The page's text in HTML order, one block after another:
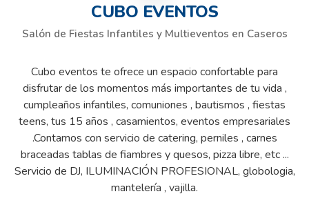
CUBO EVENTOS
Salón de Fiestas Infantiles y Multieventos en Caseros
Cubo eventos te ofrece un espacio confortable para
disfrutar de los momentos más importantes de tu vida ,
cumpleaños infantiles, comuniones , bautismos , fiestas
teens, tus 15 años , casamientos, eventos empresariales
.Contamos con servicio de catering, perniles , carnes
braceadas tablas de fiambres y quesos, pizza libre, etc ...
Servicio de DJ, ILUMINACIÓN PROFESIONAL, globologia,
mantelería , vajilla.